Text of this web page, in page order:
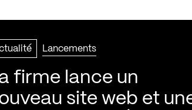
Lancements
firme lance un
site web et